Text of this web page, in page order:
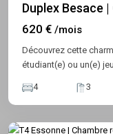
Duplex Besace
620 € /mois
Découvrez cette
étudiant(e) ou un(e)
4 3